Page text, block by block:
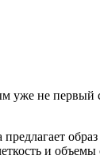
уже не
и